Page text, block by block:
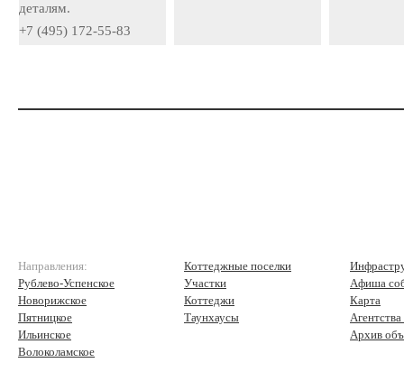
деталям.
+7 (495) 172-55-83
Направления:
Рублево-Успенское
Новорижское
Пятницкое
Ильинское
Волоколамское
Коттеджные поселки
Участки
Коттеджи
Таунхаусы
Афиша
Карта
Архив